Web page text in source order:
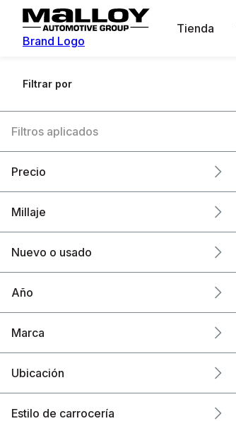
Brand Logo
Tienda
Filtrar por
Filtros aplicados
Precio
Millaje
Nuevo o usado
Año
Marca
Ubicación
Estilo de carrocería